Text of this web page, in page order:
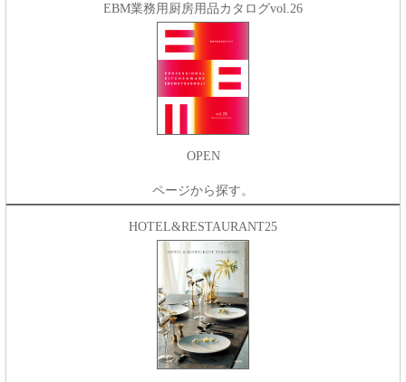
EBM業務用厨房用品カタログvol.26
OPEN
ページから探す。
HOTEL&RESTAURANT25